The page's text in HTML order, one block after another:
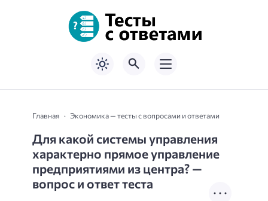
Главная Экономика — тесты с вопросами и ответами
Для какой системы управления
характерно прямое управление
предприятиями из центра? —
вопрос и ответ теста